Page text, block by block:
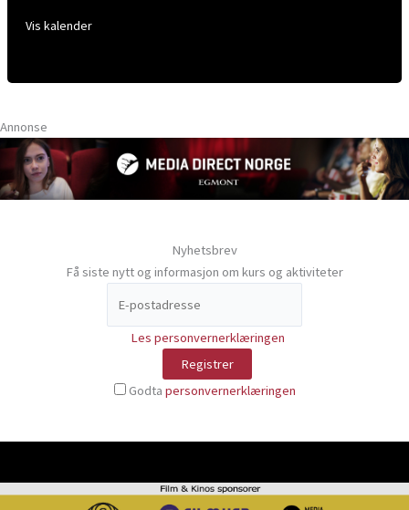
Vis kalender
Annonse
Nyhetsbrev
Få siste nytt og informasjon om kurs og aktiviteter
Les personvernerklæringen
Godta personvernerklæringen